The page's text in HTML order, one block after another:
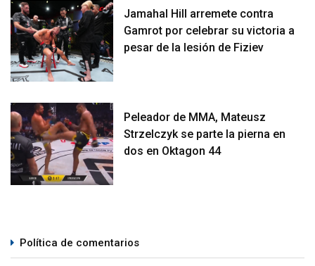
Jamahal Hill arremete contra
Gamrot por celebrar su victoria a
pesar de la lesión de Fiziev
Peleador de MMA, Mateusz
Strzelczyk se parte la pierna en
dos en Oktagon 44
Política de comentarios